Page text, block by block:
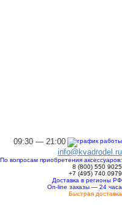
09:30 — 21:00
info@kvadrodel.ru
По вопросам приобретения аксессуаров:
8 (800) 550 9025
+7 (495) 740 0979
Доставка в регионы РФ
On-line заказы — 24 часа
Быстрая доставка